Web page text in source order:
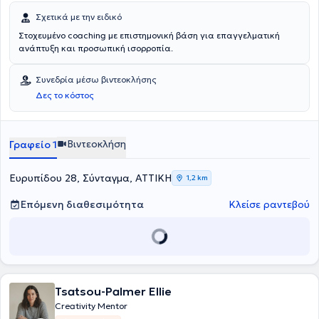
Σχετικά με την ειδικό
Στοχευμένο coaching με επιστημονική βάση για επαγγελματική
ανάπτυξη και προσωπική ισορροπία.
Συνεδρία μέσω βιντεοκλήσης
Δες το κόστος
Γραφείο 1 Βιντεοκλήση
Ευρυπίδου 28, Σύνταγμα, ΑΤΤΙΚΗ 1,2 km
Επόμενη διαθεσιμότητα Κλείσε ραντεβού
Tsatsou-Palmer Ellie
Creativity Mentor